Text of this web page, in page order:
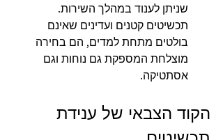
שניתן לענוד במהלך השירות.
תכשיטים קטנים ועדינים שאינם
בולטים מתחת למדים, הם בחירה
מוצלחת המספקת גם נוחות וגם
אסתטיקה.
הקוד הצבאי של ענידת